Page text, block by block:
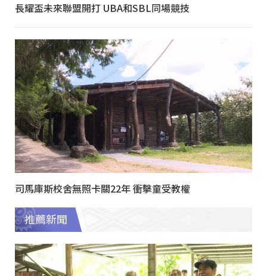
長耀盃未來聯盟開打 UBA和SBL同場競技
司馬庫斯校舍無照卡關22年 衝擊童受教權
推薦新聞